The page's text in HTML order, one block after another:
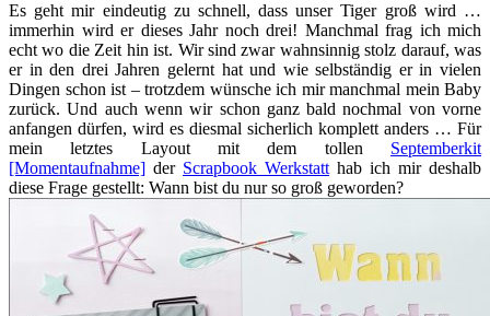
Es geht mir eindeutig zu schnell, dass unser Tiger groß wird …
immerhin wird er dieses Jahr noch drei! Manchmal frag ich mich
echt wo die Zeit hin ist. Wir sind zwar wahnsinnig stolz darauf, was
er in den drei Jahren gelernt hat und wie selbständig er in vielen
Dingen schon ist – trotzdem wünsche ich mir manchmal mein Baby
zurück. Und auch wenn wir schon ganz bald nochmal von vorne
anfangen dürfen, wird es diesmal sicherlich komplett anders … Für
mein letztes Layout mit dem tollen Septemberkit
[Momentaufnahme] der Scrapbook Werkstatthab ich mir deshalb
diese Frage gestellt: Wann bist du nur so groß geworden?